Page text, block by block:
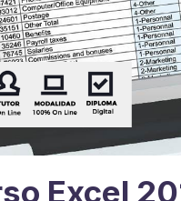
Excel